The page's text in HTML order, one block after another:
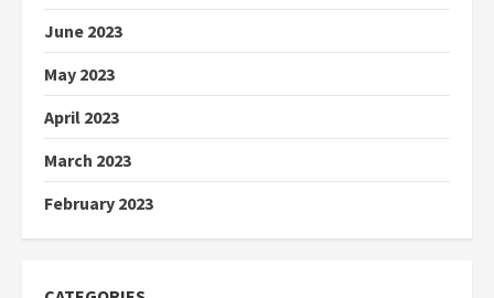
June 2023
May 2023
April 2023
March 2023
February 2023